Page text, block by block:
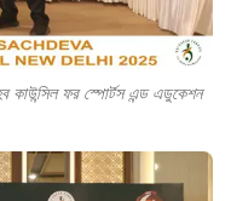
ফর স্পোর্টস এন্ড এডুকেশন